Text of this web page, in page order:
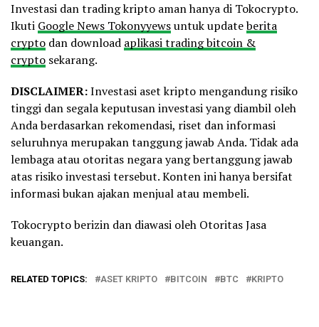
Investasi dan trading kripto aman hanya di Tokocrypto.
Ikuti Google News Tokonyyewsuntuk updateberita
crypto dan download aplikasi trading bitcoin &
crypto sekarang.
DISCLAIMER:Investasi aset kripto mengandung risiko
tinggi dan segala keputusan investasi yang diambil oleh
Anda berdasarkan rekomendasi, riset dan informasi
seluruhnya merupakan tanggung jawab Anda. Tidak ada
lembaga atau otoritas negara yang bertanggung jawab
atas risiko investasi tersebut. Konten ini hanya bersifat
informasi bukan ajakan menjual atau membeli.
Tokocrypto berizin dan diawasi oleh Otoritas Jasa
keuangan.
RELATED TOPICS: ASET KRIPTO BITCOIN BTC KRIPTO